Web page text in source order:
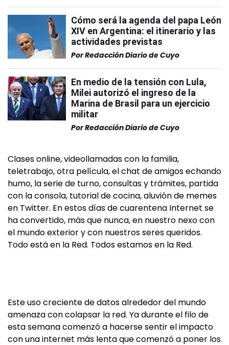
Cómo será la agenda del papa León
XIV en Argentina: el itinerario y las
actividades previstas
PorRedacción Diario de Cuyo
En medio de la tensión con Lula,
Milei autorizó el ingreso de la
Marina de Brasil para un ejercicio
militar
PorRedacción Diario de Cuyo
Clases online, videollamadas con la familia,
teletrabajo, otra película, el chat de amigos echando
humo, la serie de turno, consultas y trámites, partida
con la consola, tutorial de cocina, aluvión de memes
en Twitter. En estos días de cuarentena Internet se
ha convertido, más que nunca, en nuestro nexo con
el mundo exterior y con nuestros seres queridos.
Todo está en la Red. Todos estamos en la Red.
Este uso creciente de datos alrededor del mundo
amenaza con colapsar la red. Ya durante el filo de
esta semana comenzó a hacerse sentir el impacto
con una internet más lenta que comenzó a poner los